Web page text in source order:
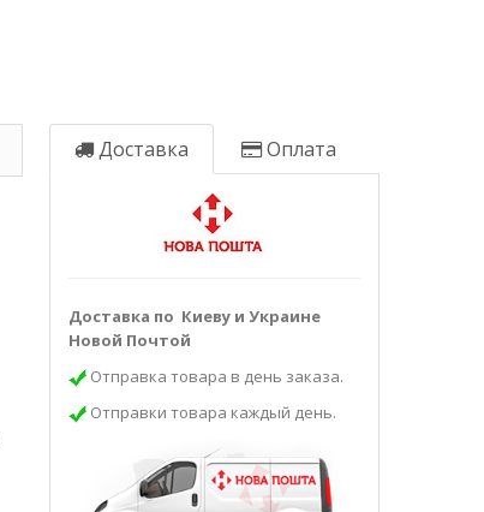
Доставка Оплата
Доставка по Киеву и Украине
Новой Почтой
Отправка товара в день заказа.
Отправки товара каждый день.